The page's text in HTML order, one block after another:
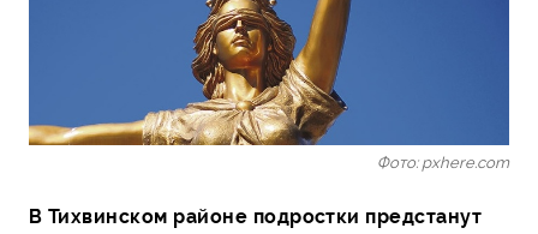
Фото: pxhere.com
В Тихвинском районе подростки предстанут